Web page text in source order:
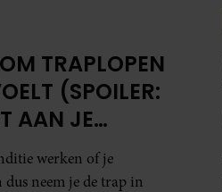
TRAPLOPEN
(SPOILER:
AAN JE
werken of je
dus neem je de trap in